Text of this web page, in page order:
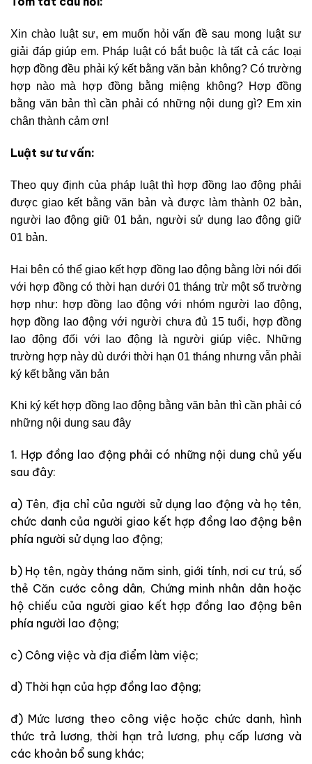
Xin chào luật sư, em muốn hỏi vấn đề sau mong luật sư
giải đáp giúp em. Pháp luật có bắt buộc là tất cả các loại
hợp đồng đều phải ký kết bằng văn bản không? Có trường
hợp nào mà hợp đồng bằng miệng không? Hợp đồng
bằng văn bản thì cần phải có những nội dung gì? Em xin
chân thành cảm ơn!
Luật sư tư vấn:
Theo quy định của pháp luật thì hợp đồng lao động phải
được giao kết bằng văn bản và được làm thành 02 bản,
người lao động giữ 01 bản, người sử dụng lao động giữ
01 bản.
Hai bên có thể giao kết hợp đồng lao động bằng lời nói đối
với hợp đồng có thời hạn dưới 01 tháng trừ một số trường
hợp như: hợp đồng lao động với nhóm người lao động,
hợp đồng lao động với người chưa đủ 15 tuổi, hợp đồng
lao động đối với lao động là người giúp việc. Những
trường hợp này dù dưới thời hạn 01 tháng nhưng vẫn phải
ký kết bằng văn bản
Khi ký kết hợp đồng lao động bằng văn bản thì cần phải có
những nội dung sau đây
1. Hợp đồng lao động phải có những nội dung chủ yếu
sau đây:
a) Tên, địa chỉ của người sử dụng lao động và họ tên,
chức danh của người giao kết hợp đồng lao động bên
phía người sử dụng lao động;
b) Họ tên, ngày tháng năm sinh, giới tính, nơi cư trú, số
thẻ Căn cước công dân, Chứng minh nhân dân hoặc
hộ chiếu của người giao kết hợp đồng lao động bên
phía người lao động;
c) Công việc và địa điểm làm việc;
d) Thời hạn của hợp đồng lao động;
đ) Mức lương theo công việc hoặc chức danh, hình
thức trả lương, thời hạn trả lương, phụ cấp lương và
các khoản bổ sung khác;